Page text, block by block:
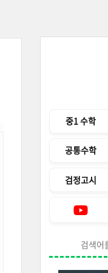
메뉴중1 수학
공통수학
검정고시
Youtube